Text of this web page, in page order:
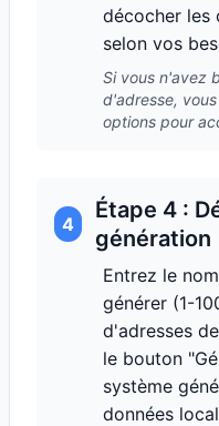
décocher les
selon vos
Si vous n'avez
d'adresse,
options pour
4
Étape 4 :
génération
Entrez le
générer (1-
d'adresses
le bouton
système
données